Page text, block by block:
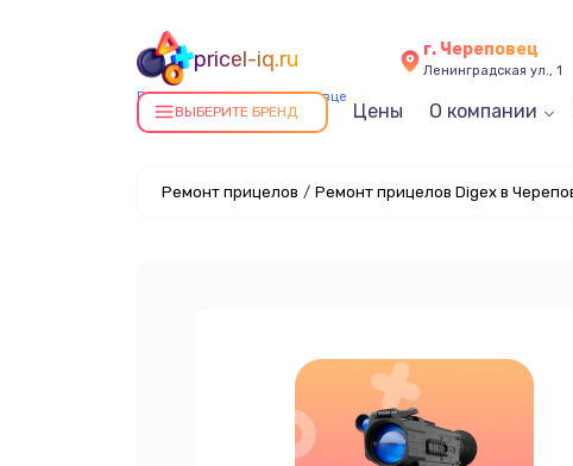
pricel-iq.ru
Ремонт прицелов в Череповце
г. Череповец
Ленинградская ул., 1
ВЫБЕРИТЕ БРЕНД Цены О компании
Ремонт прицелов / Ремонт прицелов Digex в